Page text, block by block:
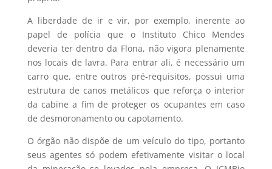
A liberdade de ir e vir, por exemplo, inerente ao
papel de polícia que o Instituto Chico Mendes
deveria ter dentro da Flona, não vigora plenamente
nos locais de lavra. Para entrar ali, é necessário um
carro que, entre outros pré-requisitos, possui uma
estrutura de canos metálicos que reforça o interior
da cabine a fim de proteger os ocupantes em caso
de desmoronamento ou capotamento.
O órgão não dispõe de um veículo do tipo, portanto
seus agentes só podem efetivamente visitar o local